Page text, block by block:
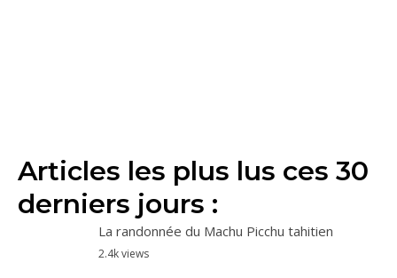
Les animaux dangereux à Tahiti
1.7k views